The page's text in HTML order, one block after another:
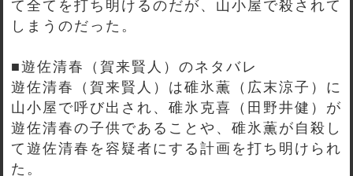
て全てを打ち明けるのだが、山小屋で殺されて
しまうのだった。
■遊佐清春（賀来賢人）のネタバレ
遊佐清春（賀来賢人）は碓氷薫（広末涼子）に
山小屋で呼び出され、碓氷克喜（田野井健）が
遊佐清春の子供であることや、碓氷薫が自殺し
て遊佐清春を容疑者にする計画を打ち明けられ
た。